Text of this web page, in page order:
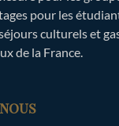
pour les
culturels et
de la France.